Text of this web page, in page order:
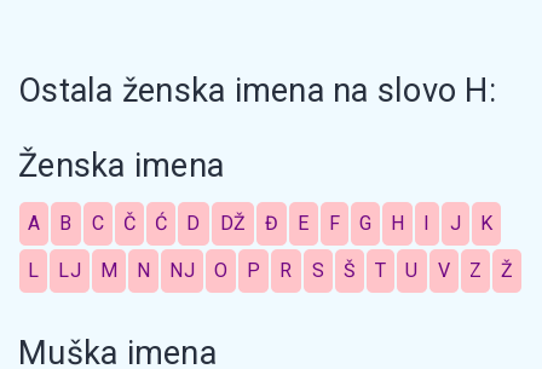
Ostala ženska imena na slovo H:
Ženska imena
A B C Č Ć D DŽ Đ E F G H I J K
L LJ M N NJ O P R S Š T U V Z Ž
Muška imena